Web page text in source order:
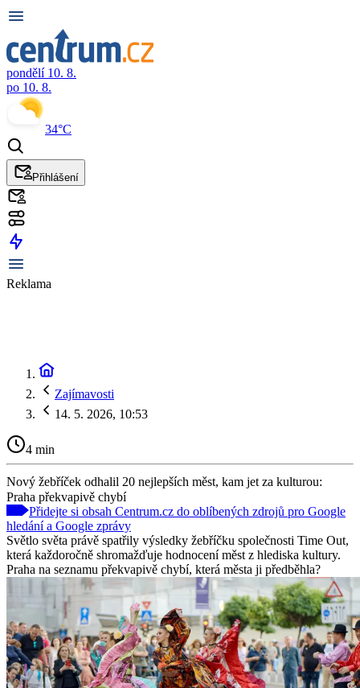
pondělí 10. 8.
po 10. 8.
34°C
Přihlášení
Reklama
Zajímavosti
14. 5. 2026, 10:53
4 min
Nový žebříček odhalil 20 nejlepších měst, kam jet za kulturou:
Praha překvapivě chybí
Přidejte si obsah Centrum.cz do oblíbených zdrojů pro Google
hledání a Google zprávy
Světlo světa právě spatřily výsledky žebříčku společnosti Time Out,
která každoročně shromažďuje hodnocení měst z hlediska kultury.
Praha na seznamu překvapivě chybí, která města ji předběhla?